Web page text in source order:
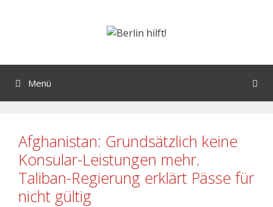
Menü
Afghanistan: Grundsätzlich keine
Konsular-Leistungen mehr.
Taliban-Regierung erklärt Pässe für
nicht gültig